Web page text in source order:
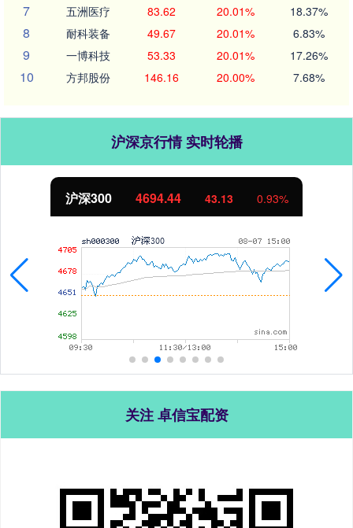
7 五洲医疗 83.62 20.01% 18.37%
8 耐科装备 49.67 20.01% 6.83%
9 一博科技 53.33 20.01% 17.26%
10 方邦股份 146.16 20.00% 7.68%
沪深京行情 实时轮播
沪深300 4694.44 43.13 0.93%
关注 卓信宝配资